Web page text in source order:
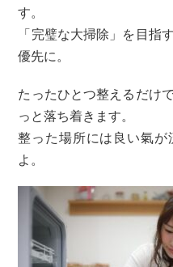
す。
「完璧な大掃除」を目指
優先に。
たったひとつ整えるだけ
っと落ち着きます。
整った場所には良い氣が
よ。